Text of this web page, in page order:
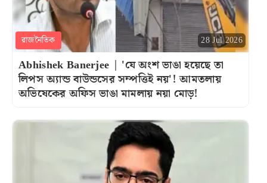
রাজনৈতিক 28 Jul 2026
Abhishek Banerjee | 'যে অংশ ভাঙা হয়েছে তা
লিপস অ্যান্ড বাউন্ডসের সম্পত্তিই নয়'! আমতলায়
অভিষেকের অফিস ভাঙা মামলায় নয়া মোড়!